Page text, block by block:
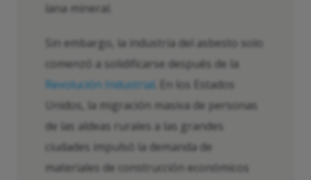
lana mineral.
Sin embargo, la industria del asbesto solo
comenzó a solidificarse después de la
Revolución Industrial . En los Estados
Unidos, la migración masiva de personas
de las aldeas rurales a las grandes
ciudades impulsó la demanda de
materiales de construcción económicos